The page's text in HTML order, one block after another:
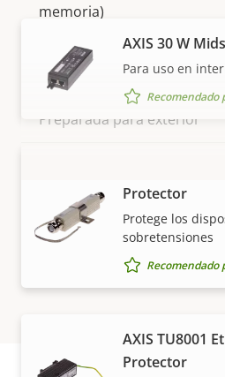
memoria)
Temperatura de
funcionamiento
Preparada para exterior
Clasificación IP
Sostenibilidad
VISUALIZAR
AXIS 30 W
Para uso en
Recomendado
Protector
Protege los
sobretensiones
Recomendado
AXIS TU8001
Protector